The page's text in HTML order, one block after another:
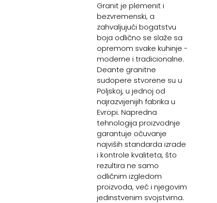
Granit je plemenit i
bezvremenski, a
zahvaljujući bogatstvu
boja odlično se slaže sa
opremom svake kuhinje -
moderne i tradicionalne.
Deante granitne
sudopere stvorene su u
Poljskoj, u jednoj od
najrazvijenijih fabrika u
Evropi. Napredna
tehnologija proizvodnje
garantuje očuvanje
najviših standarda izrade
i kontrole kvaliteta, što
rezultira ne samo
odličnim izgledom
proizvoda, već i njegovim
jedinstvenim svojstvima.